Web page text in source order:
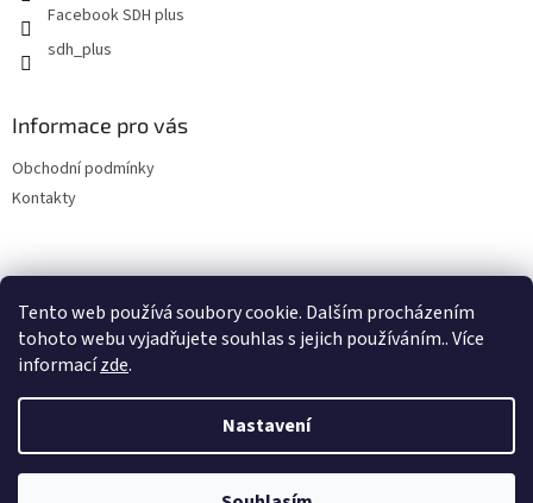
Tento web používá soubory cookie. Dalším procházením
tohoto webu vyjadřujete souhlas s jejich používáním.. Více
informacízde.
Nastavení
Facebook SDH plus
sdh_plus
Informace pro vás
Obchodní podmínky
Kontakty
Copyright 2026SDH plus vše pro hasiče a záchranáře. Všechna